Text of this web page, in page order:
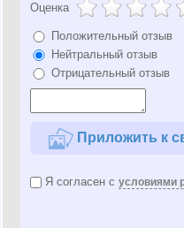
Оценка
Положительный отзыв
Нейтральный отзыв
Отрицательный отзыв
Приложить к
Я согласен с условиями